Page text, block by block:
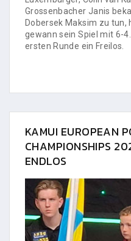
Grossenbacher Janis
Dobersek Maksim zu
gewann sein Spiel mit 6-
ersten Runde ein Freilos.
KAMUI EUROPEAN
CHAMPIONSHIPS
ENDLOS